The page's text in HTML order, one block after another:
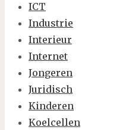
ICT
Industrie
Interieur
Internet
Jongeren
Juridisch
Kinderen
Koelcellen